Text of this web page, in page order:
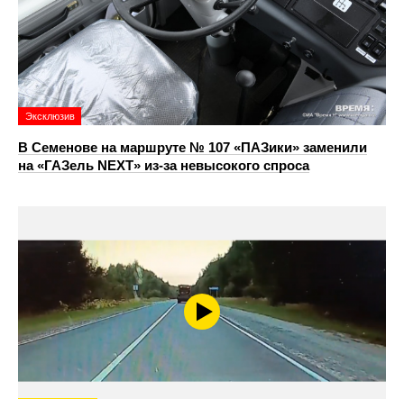
Эксклюзив
В Семенове на маршруте № 107 «ПАЗики» заменили
на «ГАЗель NEXT» из‑за невысокого спроса